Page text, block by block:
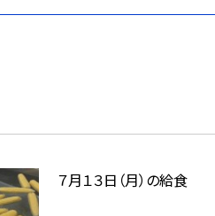
７月１３日（月）の給食